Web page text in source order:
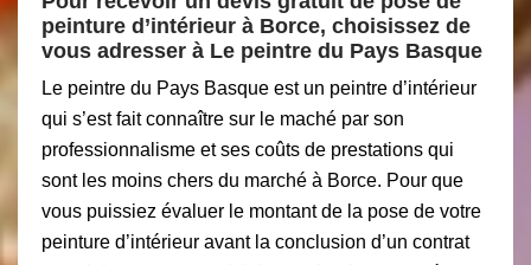
peinture d’intérieur à Borce, choisissez de
vous adresser à Le peintre du Pays Basque
Le peintre du Pays Basque est un peintre d’intérieur
qui s’est fait connaître sur le maché par son
professionnalisme et ses coûts de prestations qui
sont les moins chers du marché à Borce. Pour que
vous puissiez évaluer le montant de la pose de votre
peinture d’intérieur avant la conclusion d’un contrat